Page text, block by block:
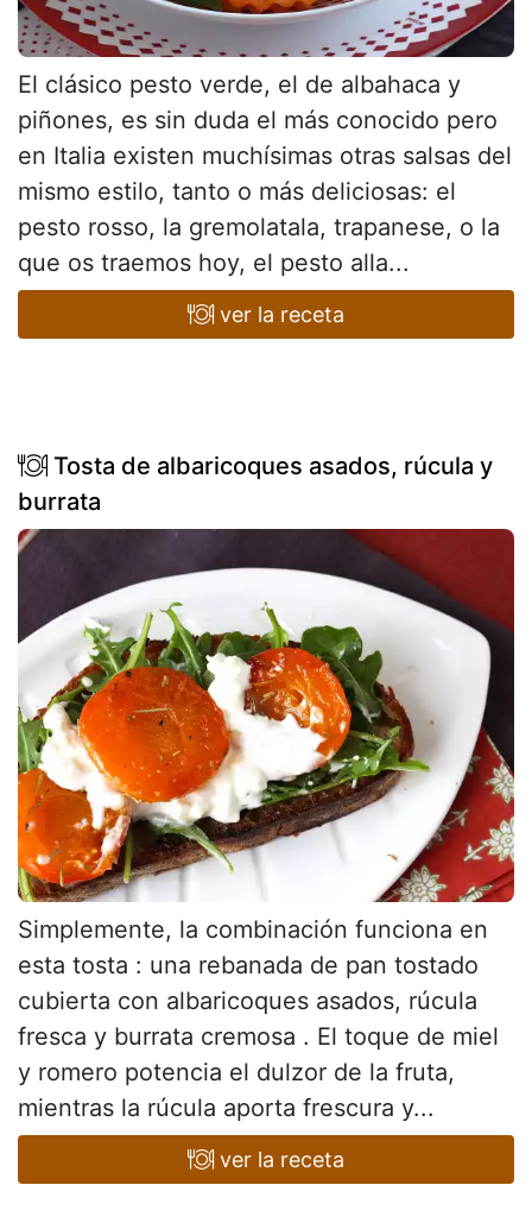
El clásico pesto verde, el de albahaca y
piñones, es sin duda el más conocido pero
en Italia existen muchísimas otras salsas del
mismo estilo, tanto o más deliciosas: el
pesto rosso, la gremolatala, trapanese, o la
que os traemos hoy, el pesto alla...
ver la receta
Tosta de albaricoques asados, rúcula y
burrata
Simplemente, la combinación funciona en
esta tosta : una rebanada de pan tostado
cubierta con albaricoques asados, rúcula
fresca y burrata cremosa . El toque de miel
y romero potencia el dulzor de la fruta,
mientras la rúcula aporta frescura y...
ver la receta